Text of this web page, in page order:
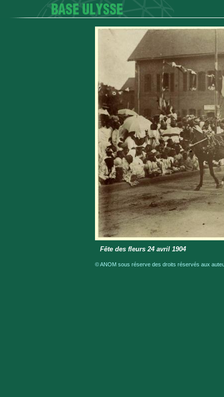
Fête des fleurs 24 avril 1904
© ANOM sous réserve des droits réservés aux